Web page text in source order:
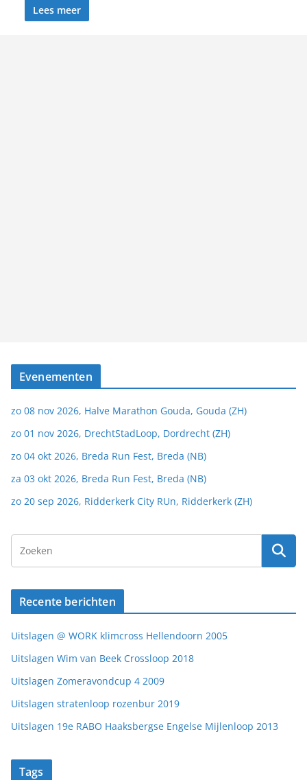
Lees meer
Evenementen
zo 08 nov 2026, Halve Marathon Gouda, Gouda (ZH)
zo 01 nov 2026, DrechtStadLoop, Dordrecht (ZH)
zo 04 okt 2026, Breda Run Fest, Breda (NB)
za 03 okt 2026, Breda Run Fest, Breda (NB)
zo 20 sep 2026, Ridderkerk City RUn, Ridderkerk (ZH)
Recente berichten
Uitslagen @ WORK klimcross Hellendoorn 2005
Uitslagen Wim van Beek Crossloop 2018
Uitslagen Zomeravondcup 4 2009
Uitslagen stratenloop rozenbur 2019
Uitslagen 19e RABO Haaksbergse Engelse Mijlenloop 2013
Tags